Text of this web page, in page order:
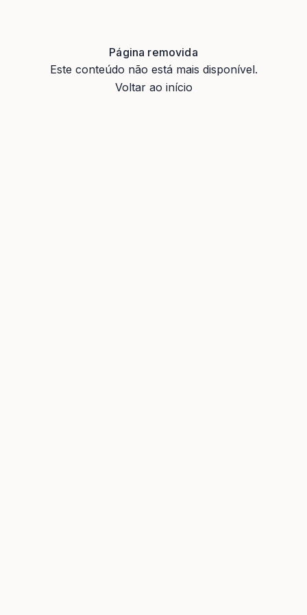
Página removida
Este conteúdo não está mais disponível.
Voltar ao início